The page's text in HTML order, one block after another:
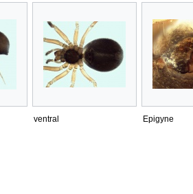
ventral Epigyne